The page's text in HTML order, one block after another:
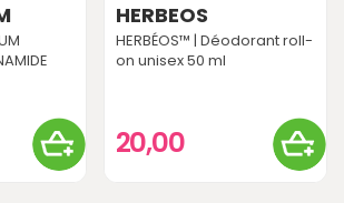
HERBEOS
HERBÉOS™ | Déodorant roll-
on unisex 50 ml
20,00